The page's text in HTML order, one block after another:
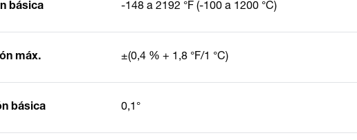
básica -148 a 2192 °F (-100 a 1200 °C)
máx. ±(0,4 % + 1,8 °F/1 °C)
básica 0,1°